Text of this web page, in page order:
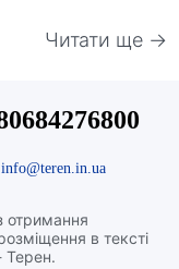
Читати ще →
отримання
в тексті
Терен.
info@teren.in.ua